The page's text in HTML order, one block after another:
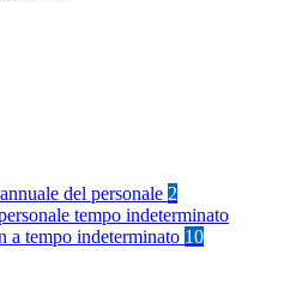
del personale 2
tempo indeterminato
a tempo indeterminato 10